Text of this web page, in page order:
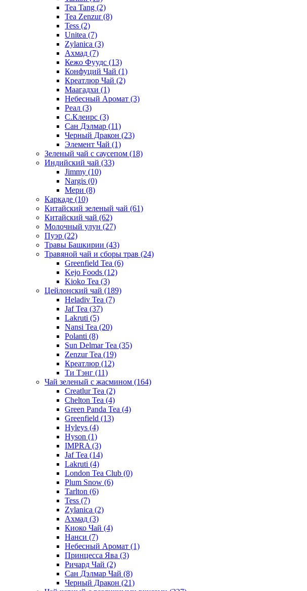
Tea Tang (2)
Tea Zenzur(8)
Tess (2)
Unitea (7)
Zylanica (3)
Ахмад (7)
Кежо Фуудс (13)
Конфуций Чай (1)
Креатлюр Чай (2)
Маагадхи (1)
Небесный Аромат (3)
Реал (3)
С.Клеирс (3)
Сан Дэлмар (11)
Черный Дракон (23)
Элемент Чай (1)
Зеленый чай с саусепом (18)
Индийский чай (33)
Jimmy (10)
Nargis (0)
Мери (8)
Каркаде (10)
Китайский зеленый чай (61)
Китайский чай (62)
Молочный улун (27)
Пуэр (22)
Травы Башкирии (43)
Травяной чай и сборы трав (24)
Greenfield Tea (6)
Kejo Foods (12)
Kioko Tea (3)
Цейлонский чай (189)
Heladiv Tea (7)
Jaf Tea (37)
Lakruti (5)
Nansi Tea (20)
Polanti (8)
Sun Delmar Tea (35)
Zenzur Tea (19)
Креатлюр (12)
Ти Тэнг (11)
Чай зеленый с жасмином (164)
Creatlur Tea (2)
Chelton Tea (4)
Green Panda Tea (4)
Greenfield (13)
Hyleys (4)
Hyson (1)
IMPRA (3)
Jaf Tea (14)
Lakruti (4)
London Tea Club (0)
Plum Snow (6)
Tarlton (6)
Tess (7)
Zylanica (2)
Ахмад (3)
Киоко Чай (4)
Нанси (7)
Небесный Аромат (1)
Принцесса Ява (3)
Ричард Чай (2)
Сан Дэлмар Чай (8)
Черный Дракон (21)